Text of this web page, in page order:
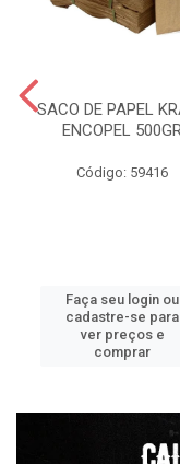
SACO DE PAPEL
ENCOPEL
Código: 59416
Faça seu login ou
cadastre-se para
ver preços e
comprar